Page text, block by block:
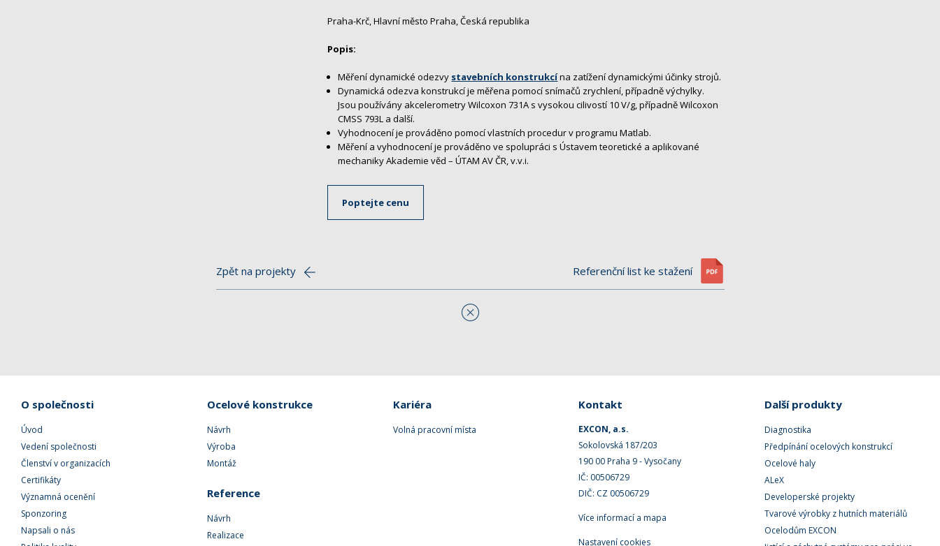
Praha-Krč, Hlavní město Praha, Česká republika
Popis:
Měření dynamické odezvy stavebních konstrukcína zatížení dynamickými účinky strojů.
Dynamická odezva konstrukcí je měřena pomocí snímačů zrychlení, případně výchylky.
Jsou používány akcelerometry Wilcoxon 731A s vysokou cilivostí 10 V/g, případně Wilcoxon
CMSS 793L a další.
Vyhodnocení je prováděno pomocí vlastních procedur v programu Matlab.
Měření a vyhodnocení je prováděno ve spolupráci s Ústavem teoretické a aplikované
mechaniky Akademie věd – ÚTAM AV ČR, v.v.i.
Poptejte cenu
Zpět na projekty Referenční list ke stažení
O společnosti
Úvod
Vedení společnosti
Členství v organizacích
Certifikáty
Významná ocenění
Sponzoring
Napsali o nás
Ocelové konstrukce
Návrh
Výroba
Montáž
Reference
Návrh
Realizace
Kariéra
Volná pracovní místa
Kontakt
EXCON, a.s.
Sokolovská 187/203
190 00 Praha 9 - Vysočany
IČ: 00506729
DIČ: CZ 00506729
Více informací a mapa
Nastavení cookies
Další produkty
Diagnostika
Předpínání ocelových konstrukcí
Ocelové haly
ALeX
Developerské projekty
Tvarové výrobky z hutních materiálů
Ocelodům EXCON